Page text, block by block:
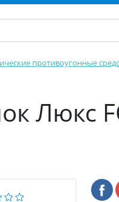
противоугонные
Люкс